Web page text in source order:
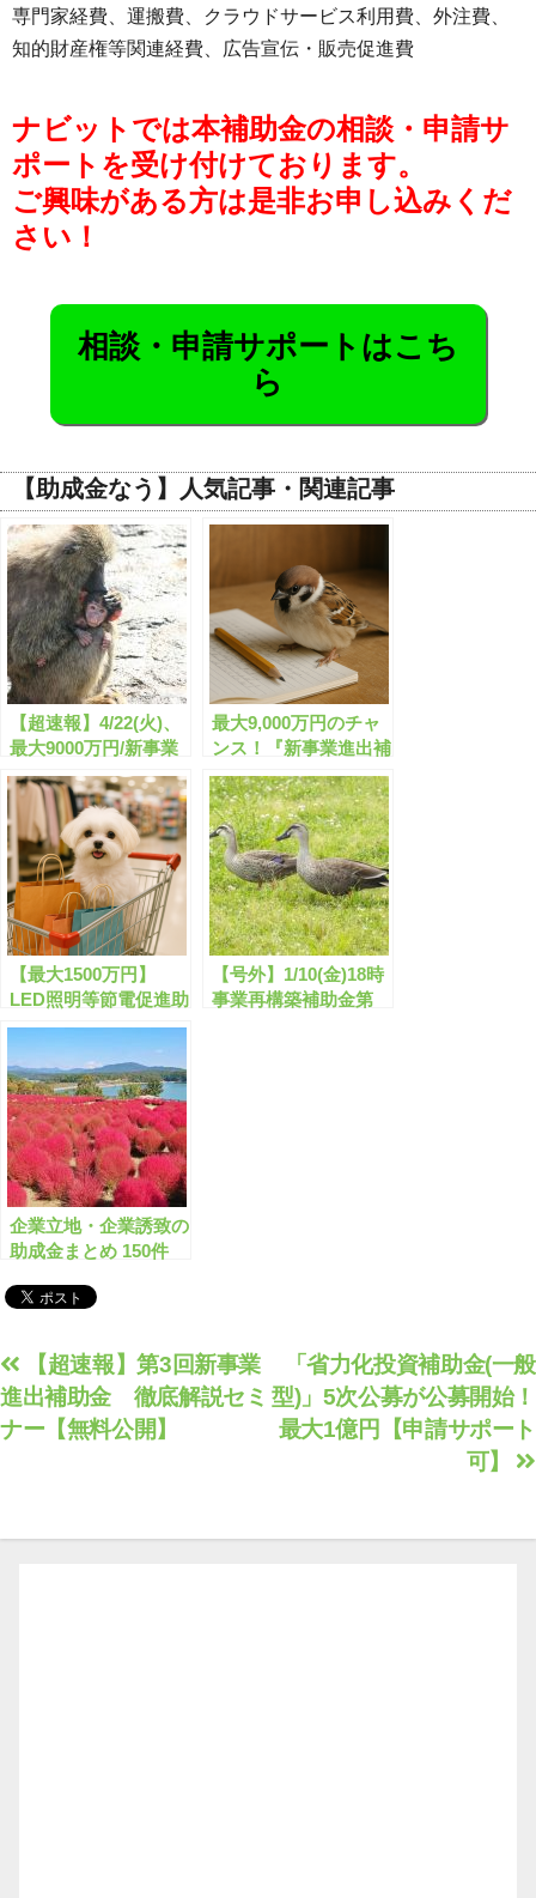
専門家経費、運搬費、クラウドサービス利用費、外注費、
知的財産権等関連経費、広告宣伝・販売促進費
ナビットでは本補助金の相談・申請サ
ポートを受け付けております。
ご興味がある方は是非お申し込みくだ
さい！
相談・申請サポートはこち
ら
【助成金なう】人気記事・関連記事
【超速報】4/22(火)、
最大9000万円/新事業
進出促進補助金の公募
が開始します！【申請
サポート可】
最大9,000万円のチャ
ンス！『新事業進出補
助金』徹底解説セミナ
ー(無料/オンライン)
【最大1500万円】
LED照明等節電促進助
成金の申請サポートは
こちら！
【号外】1/10(金)18時
事業再構築補助金第
企業立地・企業誘致の
助成金まとめ 150件
ト受付中)【有料会員
投
稿
ナ
「省力化投資補助金(一般
型)」5次公募が公募開始！
最大1億円【申請サポート
可】
【超速報】第3回新事業
進出補助金 徹底解説セミ
ナー【無料公開】